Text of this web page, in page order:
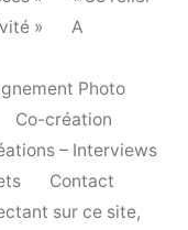
»
A
Photo
Co-création
– Interviews
Contact
sur ce site,